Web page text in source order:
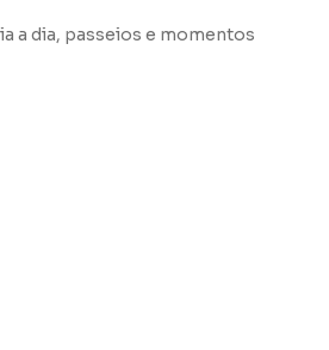
a dia, passeios e momentos